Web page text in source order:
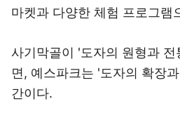
마켓과 다양한 체험 프로그램
사기막골이 '도자의 원형과
면, 예스파크는 '도자의 확장
간이다.